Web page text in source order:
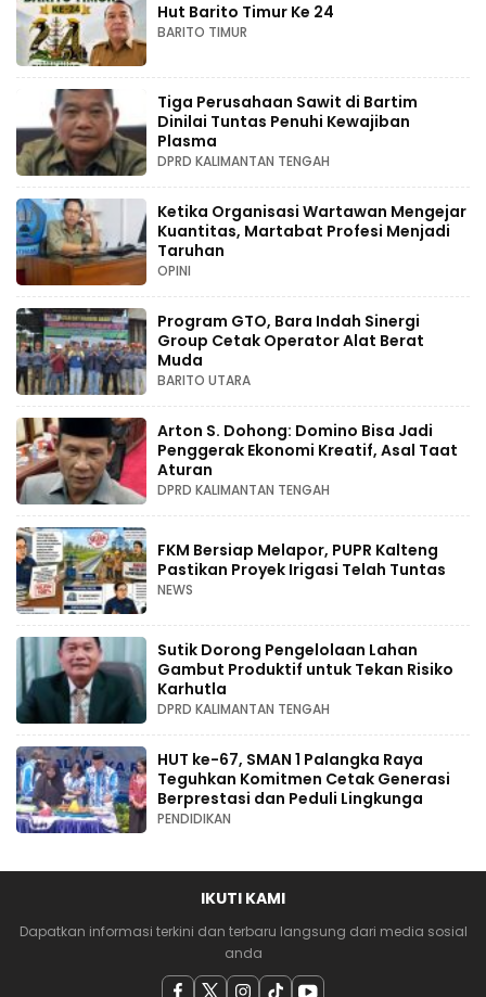
Hut Barito Timur Ke 24
BARITO TIMUR
Tiga Perusahaan Sawit di Bartim
Dinilai Tuntas Penuhi Kewajiban
Plasma
DPRD KALIMANTAN TENGAH
Ketika Organisasi Wartawan Mengejar
Kuantitas, Martabat Profesi Menjadi
Taruhan
OPINI
Program GTO, Bara Indah Sinergi
Group Cetak Operator Alat Berat
Muda
BARITO UTARA
Arton S. Dohong: Domino Bisa Jadi
Penggerak Ekonomi Kreatif, Asal Taat
Aturan
DPRD KALIMANTAN TENGAH
FKM Bersiap Melapor, PUPR Kalteng
Pastikan Proyek Irigasi Telah Tuntas
NEWS
Sutik Dorong Pengelolaan Lahan
Gambut Produktif untuk Tekan Risiko
Karhutla
DPRD KALIMANTAN TENGAH
HUT ke-67, SMAN 1 Palangka Raya
Teguhkan Komitmen Cetak Generasi
Berprestasi dan Peduli Lingkunga
PENDIDIKAN
IKUTI KAMI
Dapatkan informasi terkini dan terbaru langsung dari media sosial
anda